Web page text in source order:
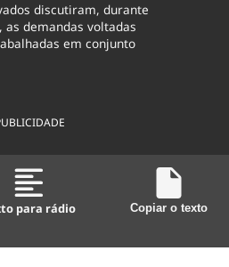
discutiram, durante
demandas voltadas
em conjunto
para rádio Copiar o texto